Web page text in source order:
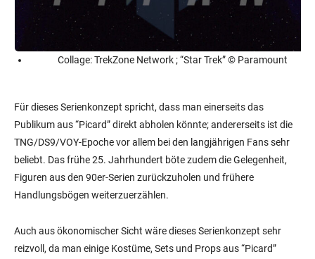
Collage: TrekZone Network ; “Star Trek” © Paramount
Für dieses Serienkonzept spricht, dass man einerseits das
Publikum aus “Picard” direkt abholen könnte; andererseits ist die
TNG/DS9/VOY-Epoche vor allem bei den langjährigen Fans sehr
beliebt. Das frühe 25. Jahrhundert böte zudem die Gelegenheit,
Figuren aus den 90er-Serien zurückzuholen und frühere
Handlungsbögen weiterzuerzählen.
Auch aus ökonomischer Sicht wäre dieses Serienkonzept sehr
reizvoll, da man einige Kostüme, Sets und Props aus “Picard”